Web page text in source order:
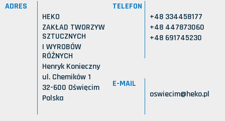
ADRES
HEKO
ZAKŁAD TWORZYW
SZTUCZNYCH
I WYROBÓW
RÓŻNYCH
Henryk Konieczny
ul. Chemików 1
32-600 Oświęcim
Polska
TELEFON
+48 334458177
+48 447873060
+48 691745230
E-MAIL
oswiecim@heko.pl